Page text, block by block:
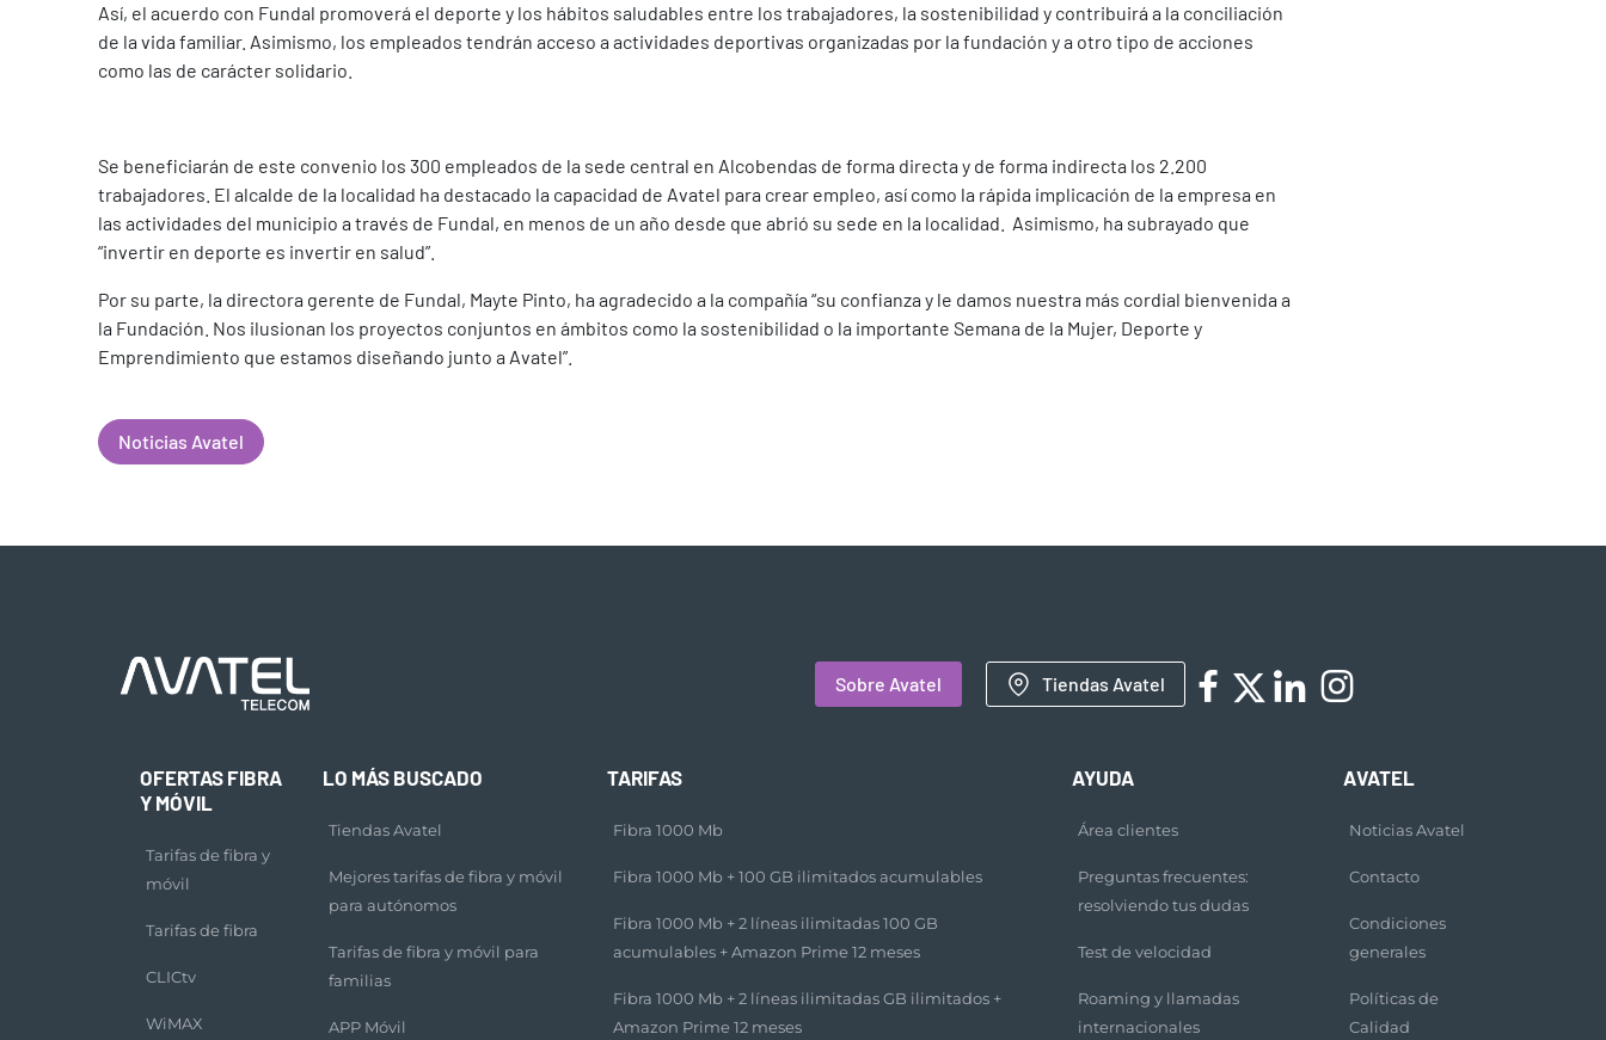
Así, el acuerdo con Fundal promoverá el deporte y los hábitos saludables entre los trabajadores, la sostenibilidad y contribuirá a la conciliación
de la vida familiar. Asimismo, los empleados tendrán acceso a actividades deportivas organizadas por la fundación y a otro tipo de acciones
como las de carácter solidario.
Se beneficiarán de este convenio los 300 empleados de la sede central en Alcobendas de forma directa y de forma indirecta los 2.200
trabajadores. El alcalde de la localidad ha destacado la capacidad de Avatel para crear empleo, así como la rápida implicación de la empresa en
las actividades del municipio a través de Fundal, en menos de un año desde que abrió su sede en la localidad. Asimismo, ha subrayado que
“invertir en deporte es invertir en salud”.
Por su parte, la directora gerente de Fundal, Mayte Pinto, ha agradecido a la compañía “su confianza y le damos nuestra más cordial bienvenida a
la Fundación. Nos ilusionan los proyectos conjuntos en ámbitos como la sostenibilidad o la importante Semana de la Mujer, Deporte y
Emprendimiento que estamos diseñando junto a Avatel”.
Noticias Avatel
Sobre Avatel Tiendas Avatel
OFERTAS FIBRA
Y MÓVIL
Tarifas de fibra y
móvil
Tarifas de fibra
CLICtv
WiMAX
LO MÁS BUSCADO
Tiendas Avatel
Mejores tarifas de fibra y móvil
para autónomos
Tarifas de fibra y móvil para
familias
APP Móvil
TARIFAS
Fibra 1000 Mb
Fibra 1000 Mb + 100 GB ilimitados acumulables​
Fibra 1000 Mb + 2 líneas ilimitadas 100 GB
acumulables + Amazon Prime 12 meses​
Fibra 1000 Mb + 2 líneas ilimitadas GB ilimitados +
Amazon Prime 12 meses​
AYUDA
Área clientes
Preguntas frecuentes:
resolviendo tus dudas
Test de velocidad
Roaming y llamadas
internacionales
AVATEL
Noticias Avatel
Contacto
Condiciones
generales
Políticas de
Calidad